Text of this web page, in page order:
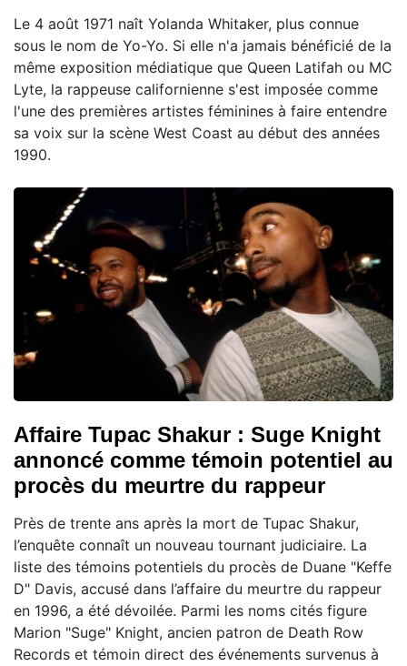
Le 4 août 1971 naît Yolanda Whitaker, plus connue
sous le nom de Yo-Yo. Si elle n'a jamais bénéficié de la
même exposition médiatique que Queen Latifah ou MC
Lyte, la rappeuse californienne s'est imposée comme
l'une des premières artistes féminines à faire entendre
sa voix sur la scène West Coast au début des années
1990.
Affaire Tupac Shakur : Suge Knight
annoncé comme témoin potentiel au
procès du meurtre du rappeur
Près de trente ans après la mort de Tupac Shakur,
l’enquête connaît un nouveau tournant judiciaire. La
liste des témoins potentiels du procès de Duane "Keffe
D" Davis, accusé dans l’affaire du meurtre du rappeur
en 1996, a été dévoilée. Parmi les noms cités figure
Marion "Suge" Knight, ancien patron de Death Row
Records et témoin direct des événements survenus à